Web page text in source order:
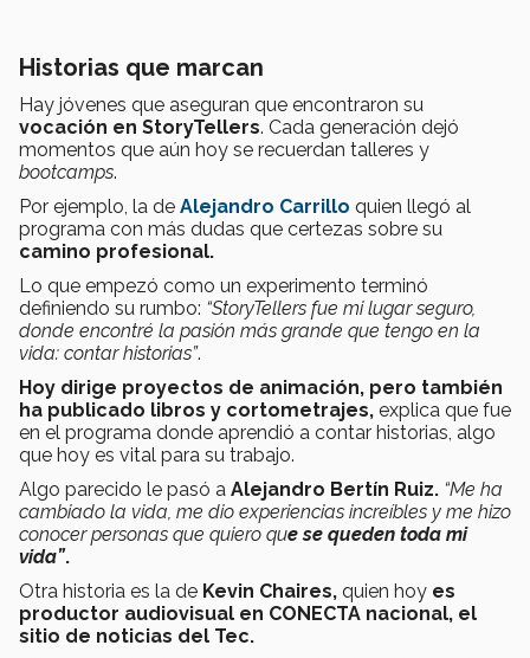
Historias que marcan
Hay jóvenes que aseguran que encontraron su
vocación en StoryTellers. Cada generación dejó
momentos que aún hoy se recuerdan talleres y
bootcamps.
Por ejemplo, la de Alejandro Carrillo quien llegó al
programa con más dudas que certezas sobre su
camino profesional.
Lo que empezó como un experimento terminó
definiendo su rumbo: “StoryTellers fue mi lugar seguro,
donde encontré la pasión más grande que tengo en la
vida: contar historias”.
Hoy dirige proyectos de animación, pero también
ha publicado libros y cortometrajes, explica que fue
en el programa donde aprendió a contar historias, algo
que hoy es vital para su trabajo.
Algo parecido le pasó a Alejandro Bertín Ruiz. “Me ha
cambiado la vida, me dio experiencias increíbles y me hizo
conocer personas que quiero que se queden toda mi
vida”.
Otra historia es la de Kevin Chaires, quien hoy es
productor audiovisual en CONECTA nacional, el
sitio de noticias del Tec.